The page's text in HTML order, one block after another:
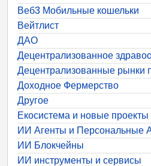
Веб3 Мобильные кошельки
Вейтлист
ДАО
Децентрализованное
Децентрализованные рынки
Доходное Фермерство
Другое
Екосистема и новые проекты
ИИ Агенты и Персональные
ИИ Блокчейны
ИИ инструменты и сервисы